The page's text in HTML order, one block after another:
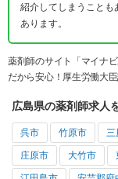
紹介してしまうことも
あります。
薬剤師のサイト「マイナ
だから安心！厚生労働大
広島県の薬剤師求人
呉市 竹原市 三
庄原市 大竹市